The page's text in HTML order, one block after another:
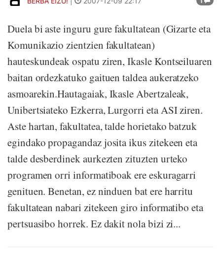
Duela bi aste inguru gure fakultatean (Gizarte eta
Komunikazio zientzien fakultatean)
hauteskundeak ospatu ziren, Ikasle Kontseiluaren
baitan ordezkatuko gaituen taldea aukeratzeko
asmoarekin.Hautagaiak, Ikasle Abertzaleak,
Unibertsiateko Ezkerra, Lurgorri eta ASI ziren.
Aste hartan, fakultatea, talde horietako batzuk
egindako propagandaz josita ikus zitekeen eta
talde desberdinek aurkezten zituzten urteko
programen orri informatiboak ere eskuragarri
genituen. Benetan, ez ninduen bat ere harritu
fakultatean nabari zitekeen giro informatibo eta
pertsuasibo horrek. Ez dakit nola bizi zi...